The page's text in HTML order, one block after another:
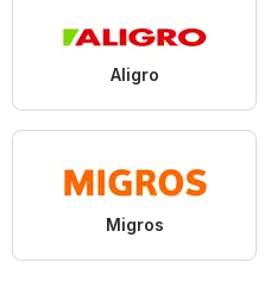
Aligro
Migros